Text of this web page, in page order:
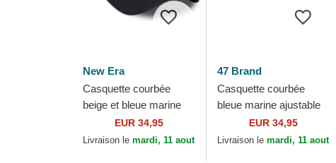
New Era
Casquette courbée
beige et bleue marine
ajustable avec logo bleu
marine 9FORTY World
EUR 34,95
Livraison lemardi, 11 aout
47 Brand
Casquette courbée
bleue marine ajustable
Clean Up Beach Side
New York Yankees
EUR 34,95
Livraison lemardi, 11 aout